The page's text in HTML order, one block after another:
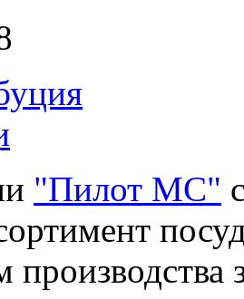
"Пилот МС"
производства